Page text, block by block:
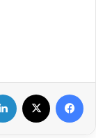
فيسبوك